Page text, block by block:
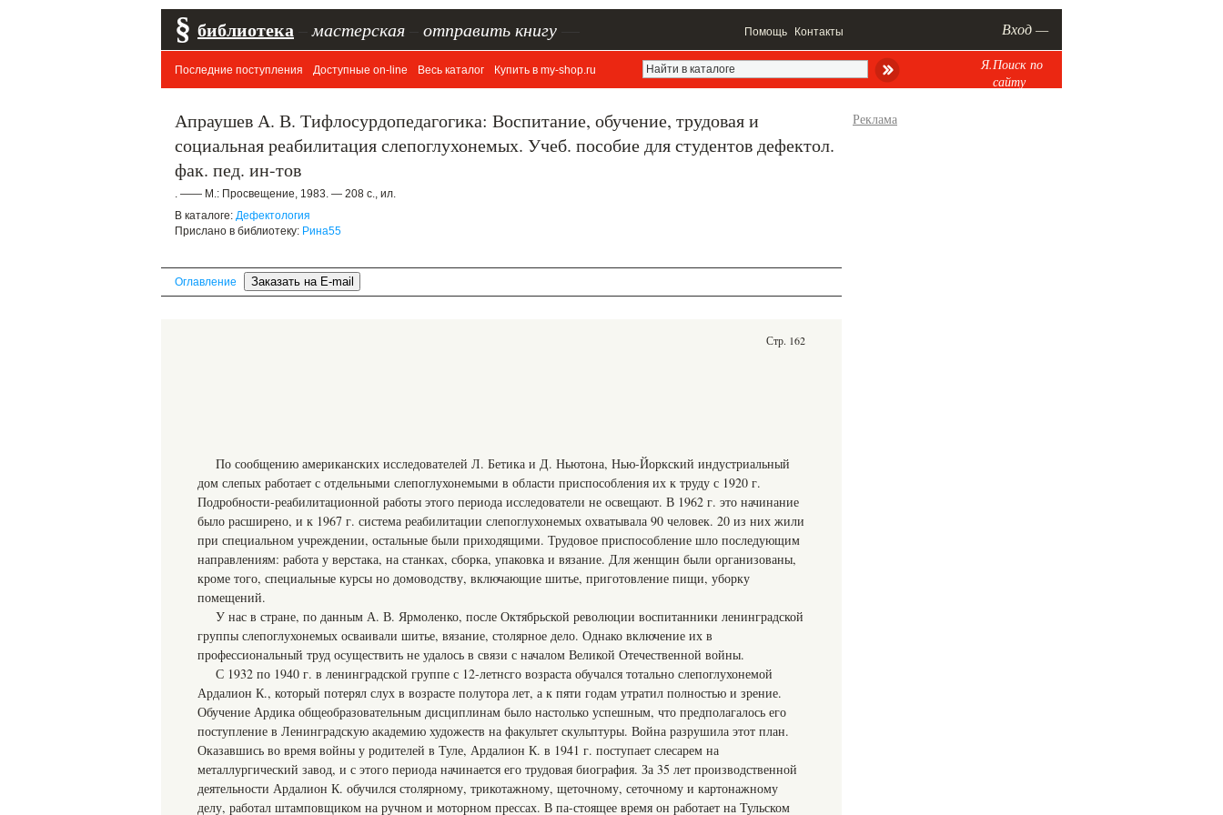
§ библиотека мастерская отправить книгу Помощь Контакты Вход —
Последние поступления Доступные on-line Весь каталог Купить в my-shop.ru
Я.Поиск по
сайту
Апраушев А. В. Тифлосурдопедагогика: Воспитание, обучение, трудовая и
социальная реабилитация слепоглухонемых. Учеб. пособие для студентов дефектол.
фак. пед. ин-тов
. —— М.: Просвещение, 1983. — 208 с., ил.
В каталоге: Дефектология
Прислано в библиотеку: Рина55
Оглавление
Стр. 162
По сообщению американских исследователей Л. Бетика и Д. Ньютона, Нью-Йоркский индустриальный
дом слепых работает с отдельными слепоглухонемыми в области приспособления их к труду с 1920 г.
Подробности-реабилитационной работы этого периода исследователи не освещают. В 1962 г. это начинание
было расширено, и к 1967 г. система реабилитации слепоглухонемых охватывала 90 человек. 20 из них жили
при специальном учреждении, остальные были приходящими. Трудовое приспособление шло последующим
направлениям: работа у верстака, на станках, сборка, упаковка и вязание. Для женщин были организованы,
кроме того, специальные курсы но домоводству, включающие шитье, приготовление пищи, уборку
помещений.
У нас в стране, по данным А. В. Ярмоленко, после Октябрьской революции воспитанники ленинградской
группы слепоглухонемых осваивали шитье, вязание, столярное дело. Однако включение их в
профессиональный труд осуществить не удалось в связи с началом Великой Отечественной войны.
С 1932 по 1940 г. в ленинградской группе с 12-летнсго возраста обучался тотально слепоглухонемой
Ардалион К., который потерял слух в возрасте полутора лет, а к пяти годам утратил полностью и зрение.
Обучение Ардика общеобразовательным дисциплинам было настолько успешным, что предполагалось его
поступление в Ленинградскую академию художеств на факультет скульптуры. Война разрушила этот план.
Оказавшись во время войны у родителей в Туле, Ардалион К. в 1941 г. поступает слесарем на
металлургический завод, и с этого периода начинается его трудовая биография. За 35 лет производственной
деятельности Ардалион К. обучился столярному, трикотажному, щеточному, сеточному и картонажному
делу, работал штамповщиком на ручном и моторном прессах. В па-стоящее время он работает на Тульском
Реклама